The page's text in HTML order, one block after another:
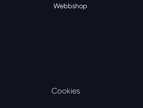
Webbshop
Cookies